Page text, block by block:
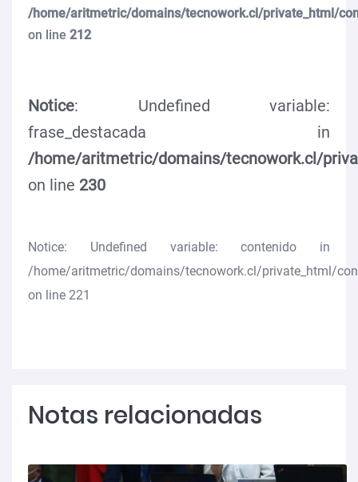
/home/aritmetric/domains/tecnowork.cl/private_html/
on line 212
Notice: Undefined variable:
frase_destacada in
/home/aritmetric/domains/tecnowork.cl/
on line 230
Notice: Undefined variable: contenido in
/home/aritmetric/domains/tecnowork.cl/private_html/
on line 221
Notas relacionadas